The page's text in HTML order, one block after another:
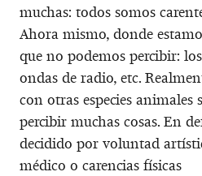
muchas: todos somos
Ahora mismo, donde
que no podemos percibir:
ondas de radio, etc.
con otras especies animales
percibir muchas cosas. En
decidido por voluntad
médico o carencias físicas